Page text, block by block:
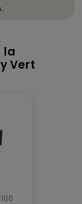
la
Vert